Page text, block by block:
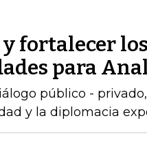
fortalecer los
para
público -
y la diplomacia